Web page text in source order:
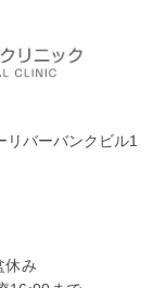
リバーバンクビル1
休み